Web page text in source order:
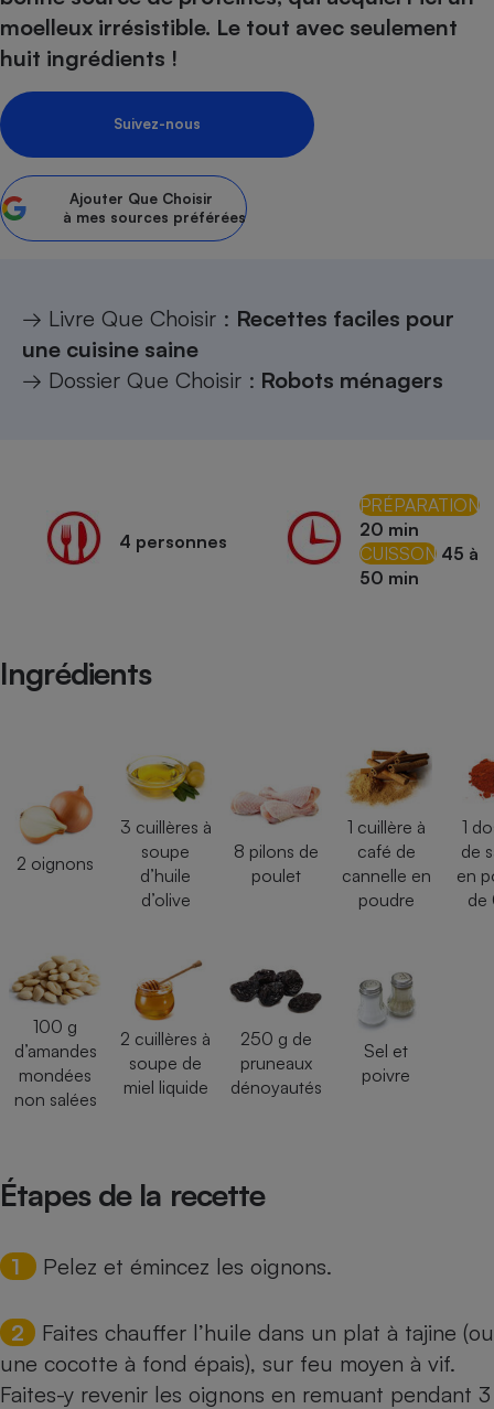
moelleux irrésistible. Le tout avec seulement
huit ingrédients !
Suivez-nous
Ajouter Que Choisir
à mes sources préférées
→ Livre Que Choisir : Recettes faciles pour
une cuisine saine
→ Dossier Que Choisir : Robots ménagers
4 personnes
PRÉPARATION
20 min
CUISSON 45 à
50 min
Ingrédients
2 oignons
3 cuillères à
soupe
d’huile
d’olive
8 pilons de
poulet
1 cuillère à
café de
cannelle en
poudre
1
de
en
de
100 g
d’amandes
mondées
non salées
2 cuillères à
soupe de
miel liquide
250 g de
pruneaux
dénoyautés
Sel et
poivre
Étapes de la recette
1 Pelez et émincez les oignons.
2 Faites chauffer l’huile dans un plat à tajine (ou
une cocotte à fond épais), sur feu moyen à vif.
Faites-y revenir les oignons en remuant pendant 3
Assurance emprunteur
Petit électroménager -
Lave-linge
Plaque de cuisson à
induction
Climatiseur -
Ventilateur
Cafetière à expressos
Téléphone mobile -
Smartphone
Antivirus
Antimoustique